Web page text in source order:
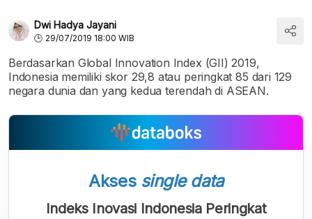
Dwi Hadya Jayani
29/07/2019 18:00 WIB
Berdasarkan Global Innovation Index (GII) 2019,
Indonesia memiliki skor 29,8 atau peringkat 85 dari 129
negara dunia dan yang kedua terendah di ASEAN.
Akses single data
Indeks Inovasi Indonesia Peringkat